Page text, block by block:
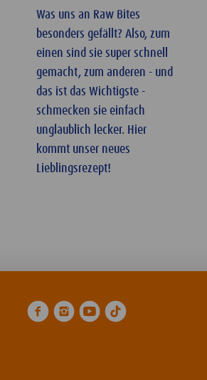
Was uns an Raw Bites
besonders gefällt? Also, zum
einen sind sie super schnell
gemacht, zum anderen - und
das ist das Wichtigste -
schmecken sie einfach
unglaublich lecker. Hier
kommt unser neues
Lieblingsrezept!